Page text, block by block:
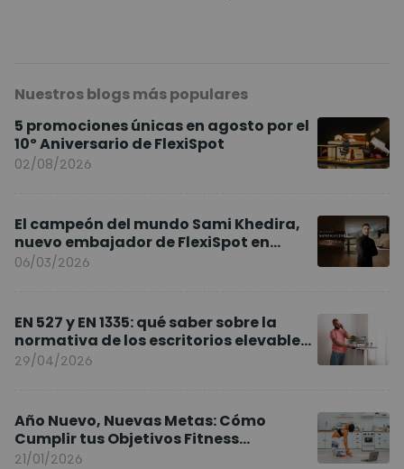
Nuestros blogs más populares
5 promociones únicas en agosto por el
10º Aniversario de FlexiSpot
02/08/2026
El campeón del mundo Sami Khedira,
nuevo embajador de FlexiSpot en
Europa
06/03/2026
EN 527 y EN 1335: qué saber sobre la
normativa de los escritorios elevables
y sillas ergonómicas
29/04/2026
Año Nuevo, Nuevas Metas: Cómo
Cumplir tus Objetivos Fitness
Entrenando en Casa
21/01/2026